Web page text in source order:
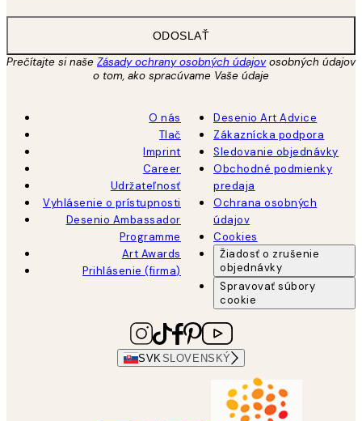
ODOSLAŤ
Prečítajte si naše Zásady ochrany osobných údajovosobných údajov
o tom, ako spracúvame Vaše údaje
O nás
Tlač
Imprint
Career
Udržateľnosť
Vyhlásenie o prístupnosti
Desenio Ambassador
Programme
Art Awards
Prihlásenie (firma)
Desenio Art Advice
Zákaznícka podpora
Sledovanie objednávky
Obchodné podmienky
predaja
Ochrana osobných
údajov
Cookies
Žiadosť o zrušenie
objednávky
Spravovať súbory
cookie
SVK SLOVENSKÝ